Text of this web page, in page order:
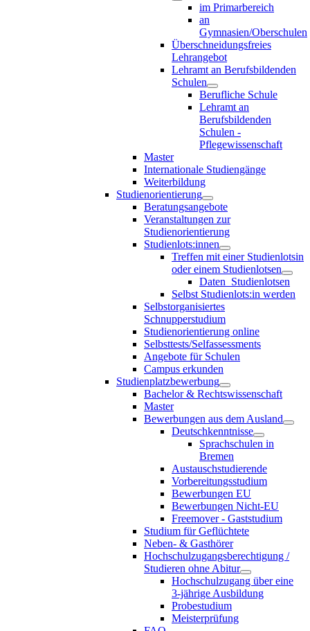
im Primarbereich
an
Gymnasien/Oberschulen
Überschneidungsfreies
Lehrangebot
Lehramt an Berufsbildenden
Schulen
Berufliche Schule
Lehramt an
Berufsbildenden
Schulen -
Pflegewissenschaft
Master
Internationale Studiengänge
Weiterbildung
Studienorientierung
Beratungsangebote
Veranstaltungen zur
Studienorientierung
Studienlots:innen
Treffen mit einer Studienlotsin
oder einem Studienlotsen
Daten_Studienlotsen
Selbst Studienlots:in werden
Selbstorganisiertes
Schnupperstudium
Studienorientierung online
Selbsttests/Selfassessments
Angebote für Schulen
Campus erkunden
Studienplatzbewerbung
Bachelor & Rechtswissenschaft
Master
Bewerbungen aus dem Ausland
Deutschkenntnisse
Sprachschulen in
Bremen
Austauschstudierende
Vorbereitungsstudium
Bewerbungen EU
Bewerbungen Nicht-EU
Freemover - Gaststudium
Studium für Geflüchtete
Neben- & Gasthörer
Hochschulzugangsberechtigung /
Studieren ohne Abitur
Hochschulzugang über eine
3-jährige Ausbildung
Probestudium
Meisterprüfung